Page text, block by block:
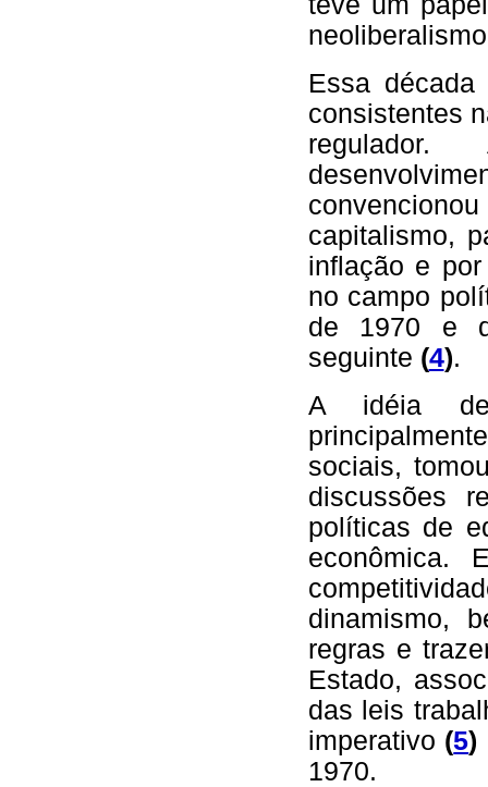
Essa
consistentes
capitalismo,
inflação e
no campo
de 1970 e
seguinte (4).
A idéia de
sociais,
discussões
políticas de
econômica.
dinamismo,
regras e
Estado,
das leis
imperativo (5)
1970.